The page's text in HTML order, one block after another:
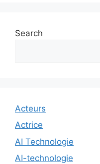
Search
Acteurs
Actrice
AI Technologie
AI-technologie